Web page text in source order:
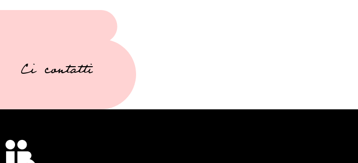
Ci contatti